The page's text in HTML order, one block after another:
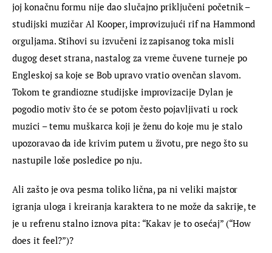
joj konačnu formu nije dao slučajno priključeni početnik –
studijski muzičar Al Kooper, improvizujući rif na Hammond
orguljama. Stihovi su izvučeni iz zapisanog toka misli
dugog deset strana, nastalog za vreme čuvene turneje po
Engleskoj sa koje se Bob upravo vratio ovenčan slavom.
Tokom te grandiozne studijske improvizacije Dylan je
pogodio motiv što će se potom često pojavljivati u rock
muzici – temu muškarca koji je ženu do koje mu je stalo
upozoravao da ide krivim putem u životu, pre nego što su
nastupile loše posledice po nju.
Ali zašto je ova pesma toliko lična, pa ni veliki majstor
igranja uloga i kreiranja karaktera to ne može da sakrije, te
je u refrenu stalno iznova pita: “Kakav je to osećaj” (“How
does it feel?”)?